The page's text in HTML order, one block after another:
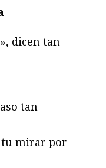
dicen tan
tan
tu mirar por